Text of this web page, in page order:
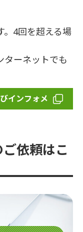
4回を超える場
ーネットでも
インフォメ
依頼はこ